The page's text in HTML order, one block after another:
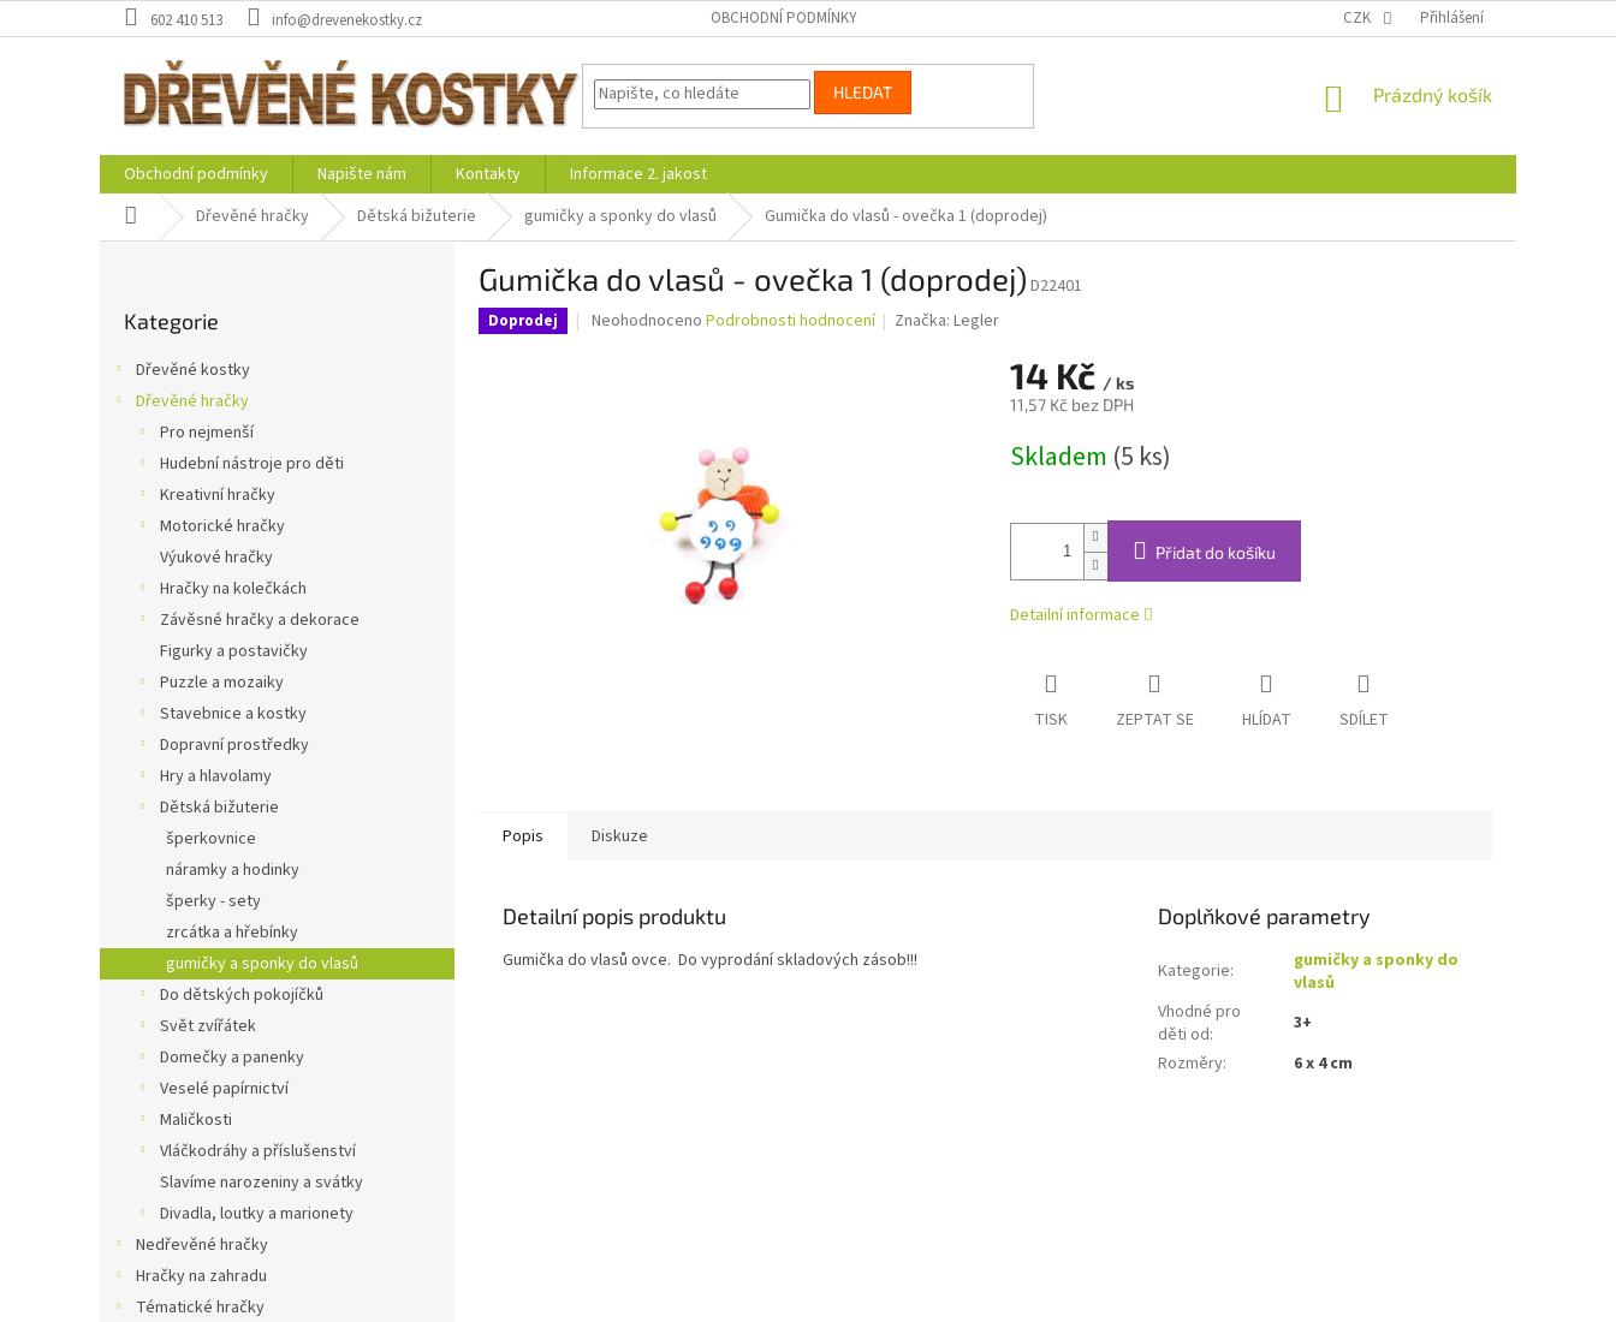
na
602 410 513 info@drevenekostky.cz OBCHODNÍ PODMÍNKY CZK Přihlášení
HLEDAT
NÁKUPNÍ
Prázdný košík
Obchodní podmínky Napište nám Kontakty
Informace 2. jakost
Domů Dřevěné hračky Dětská bižuterie gumičky a sponky do vlasů Gumička do vlasů - ovečka 1 (doprodej)
kategorie
Kategorie
Dřevěné kostky
Dřevěné hračky
Pro nejmenší
Hudební nástroje pro děti
Kreativní hračky
Motorické hračky
Výukové hračky
Hračky na kolečkách
Závěsné hračky a dekorace
Figurky a postavičky
Puzzle a mozaiky
Stavebnice a kostky
Dopravní prostředky
Hry a hlavolamy
Dětská bižuterie
šperkovnice
náramky a hodinky
šperky - sety
zrcátka a hřebínky
gumičky a sponky do vlasů
Do dětských pokojíčků
Svět zvířátek
Domečky a panenky
Veselé papírnictví
Maličkosti
Vláčkodráhy a příslušenství
Slavíme narozeniny a svátky
Divadla, loutky a marionety
Nedřevěné hračky
Hračky na zahradu
Tématické hračky
Gumička do vlasů - ovečka 1 (doprodej) D22401
Doprodej
Průměrné
Neohodnoceno Podrobnosti hodnocení Značka:Legler
14 Kč / ks
11,57 Kč bez DPH
cena:
Skladem (5 ks)
Přidat do košíku
Detailní informace
TISK ZEPTAT SE HLÍDAT SDÍLET
Popis Diskuze
Detailní popis produktu
Gumička do vlasů ovce. Do vyprodání skladových zásob!!!
Doplňkové parametry
Kategorie:
gumičky a sponky do
vlasů
Vhodné pro
děti od:
3+
Rozměry: 6 x 4 cm